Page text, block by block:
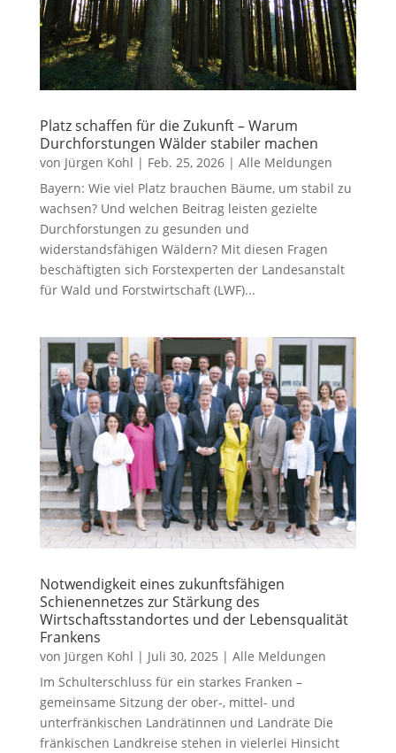
Platz schaffen für die Zukunft – Warum
Durchforstungen Wälder stabiler machen
von Jürgen Kohl | Feb. 25, 2026| Alle Meldungen
Bayern: Wie viel Platz brauchen Bäume, um stabil zu
wachsen? Und welchen Beitrag leisten gezielte
Durchforstungen zu gesunden und
widerstandsfähigen Wäldern? Mit diesen Fragen
beschäftigten sich Forstexperten der Landesanstalt
für Wald und Forstwirtschaft (LWF)...
Notwendigkeit eines zukunftsfähigen
Schienennetzes zur Stärkung des
Wirtschaftsstandortes und der Lebensqualität
Frankens
von Jürgen Kohl | Juli 30, 2025 | Alle Meldungen
Im Schulterschluss für ein starkes Franken –
gemeinsame Sitzung der ober-, mittel- und
unterfränkischen Landrätinnen und Landräte Die
fränkischen Landkreise stehen in vielerlei Hinsicht